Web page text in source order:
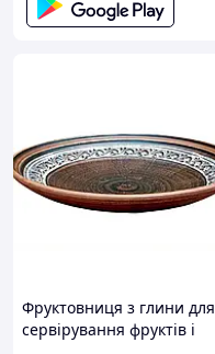
Фруктовниця з глини для
сервірування фруктів і